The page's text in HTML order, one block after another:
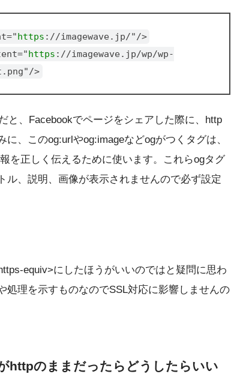
https ://imagewave.jp/"/>
https ://imagewave.jp/wp/wp-
>
と、Facebookでページをシェアした際に、http
、このog:urlやog:imageなどogがつくタグは、
を正しく伝えるために使います。これらogタグ
ル、説明、画像が表示されませんので必ず設定
equiv>にしたほうがいいのではと疑問に思わ
処理を示すものなのでSSL対応に影響しませんの
httpのままだったらどうしたらいい